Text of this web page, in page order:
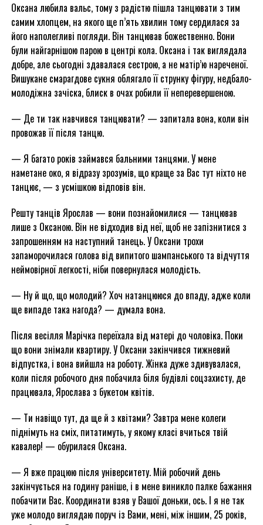
Оксана любила вальс, тому з радістю пішла танцювати з тим
самим хлопцем, на якого ще п’ять хвилин тому сердилася за
його наполегливі погляди. Він танцював божественно. Вони
були найгарнішою парою в центрі кола. Оксана і так виглядала
добре, але сьогодні здавалася сестрою, а не матір’ю нареченої.
Вишукане смарагдове сукня облягало її струнку фігуру, недбало-
молодіжна зачіска, блиск в очах робили її неперевершеною.
— Де ти так навчився танцювати? — запитала вона, коли він
провожав її після танцю.
— Я багато років займався бальними танцями. У мене
наметане око, я відразу зрозумів, що краще за Вас тут ніхто не
танцює, — з усмішкою відповів він.
Решту танців Ярослав — вони познайомилися — танцював
лише з Оксаною. Він не відходив від неї, щоб не запізнитися з
запрошенням на наступний танець. У Оксани трохи
запаморочилася голова від випитого шампанського та відчуття
неймовірної легкості, ніби повернулася молодість.
— Ну й що, що молодий? Хоч натанцююся до впаду, адже коли
ще випаде така нагода? — думала вона.
Після весілля Марічка переїхала від матері до чоловіка. Поки
що вони знімали квартиру. У Оксани закінчився тижневий
відпустка, і вона вийшла на роботу. Жінка дуже здивувалася,
коли після робочого дня побачила біля будівлі соцзахисту, де
працювала, Ярослава з букетом квітів.
— Ти навіщо тут, да ще й з квітами? Завтра мене колеги
піднімуть на сміх, питатимуть, у якому класі вчиться твій
кавалер! — обурилася Оксана.
— Я вже працюю після університету. Мій робочий день
закінчується на годину раніше, і в мене виникло палке бажання
побачити Вас. Координати взяв у Вашої доньки, ось. І я не так
уже молодо виглядаю поруч із Вами, мені, між іншим, 25 років,